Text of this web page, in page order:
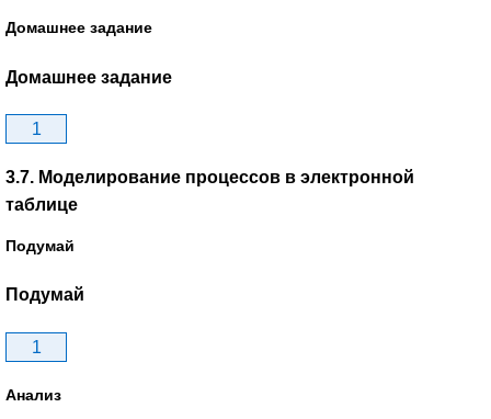
Домашнее задание
Домашнее задание
1
3.7. Моделирование процессов в электронной
таблице
Подумай
Подумай
1
Анализ